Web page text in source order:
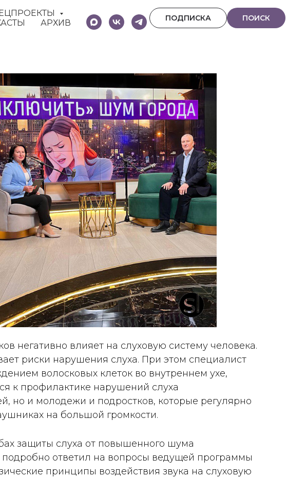
АРХИВ
ПОДПИСКА ПОИСК
негативно влияет на слуховую систему человека.
риски нарушения слуха. При этом специалист
волосковых клеток во внутреннем ухе,
к профилактике нарушений слуха
но и молодежи и подростков, которые регулярно
на большой громкости.
защиты слуха от повышенного шума
подробно ответил на вопросы ведущей программы
принципы воздействия звука на слуховую